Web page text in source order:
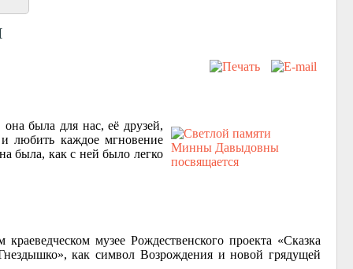
была для нас, её друзей,
любить каждое мгновение
была, как с ней было легко
музее Рождественского проекта «Сказка
как символ Возрождения и новой грядущей